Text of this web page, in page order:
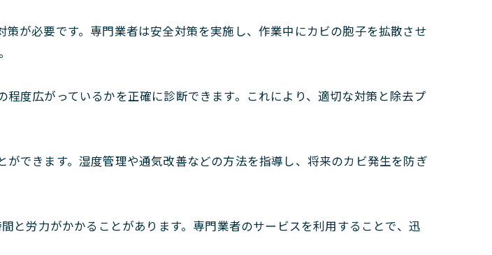
が必要です。専門業者は安全対策を実施し、作業中にカビの胞子を拡散させ
度広がっているかを正確に診断できます。これにより、適切な対策と除去プ
できます。湿度管理や通気改善などの方法を指導し、将来のカビ発生を防ぎ
と労力がかかることがあります。専門業者のサービスを利用することで、迅